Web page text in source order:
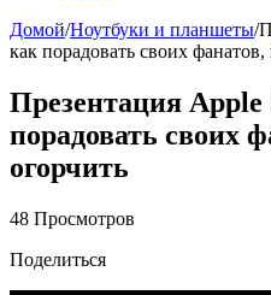
Домой/Ноутбуки и планшеты/
как порадовать своих
Презентация Apple
порадовать своих
огорчить
48 Просмотров
Поделиться